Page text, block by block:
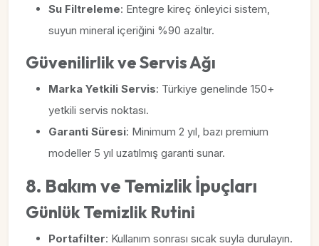
Su Filtreleme: Entegre kireç önleyici sistem,
suyun mineral içeriğini %90 azaltır.
Güvenilirlik ve Servis Ağı
Marka Yetkili Servis: Türkiye genelinde 150+
yetkili servis noktası.
Garanti Süresi: Minimum 2 yıl, bazı premium
modeller 5 yıl uzatılmış garanti sunar.
8. Bakım ve Temizlik İpuçları
Günlük Temizlik Rutini
Portafilter: Kullanım sonrası sıcak suyla durulayın.